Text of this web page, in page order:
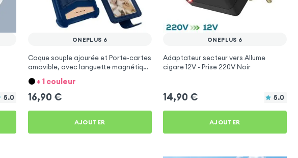
5.0
ONEPLUS 6
Coque souple ajourée et Porte-cartes
amovible, avec languette magnétique
Bleu nuit pour OnePlus 6
+ 1 couleur
16,90 €
AJOUTER
ONEPLUS 6
Adaptateur secteur vers Allume
cigare 12V - Prise 220V Noir
14,90 € 5.0
AJOUTER